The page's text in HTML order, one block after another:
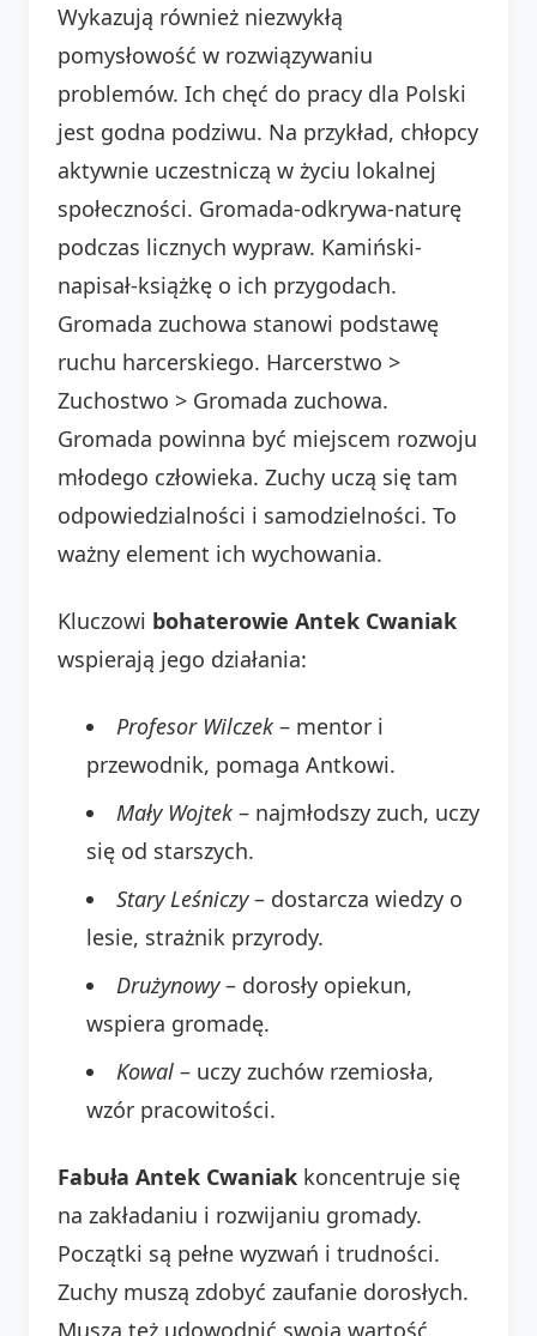
Wykazują również niezwykłą
pomysłowość w rozwiązywaniu
problemów. Ich chęć do pracy dla Polski
jest godna podziwu. Na przykład, chłopcy
aktywnie uczestniczą w życiu lokalnej
społeczności. Gromada-odkrywa-naturę
podczas licznych wypraw. Kamiński-
napisał-książkę o ich przygodach.
Gromada zuchowa stanowi podstawę
ruchu harcerskiego. Harcerstwo >
Zuchostwo > Gromada zuchowa.
Gromada powinna być miejscem rozwoju
młodego człowieka. Zuchy uczą się tam
odpowiedzialności i samodzielności. To
ważny element ich wychowania.
Kluczowi bohaterowie Antek Cwaniak
wspierają jego działania:
Profesor Wilczek – mentor i
przewodnik, pomaga Antkowi.
Mały Wojtek – najmłodszy zuch, uczy
się od starszych.
Stary Leśniczy– dostarcza wiedzy o
lesie, strażnik przyrody.
Drużynowy– dorosły opiekun,
wspiera gromadę.
Kowal – uczy zuchów rzemiosła,
wzór pracowitości.
Fabuła Antek Cwaniak koncentruje się
na zakładaniu i rozwijaniu gromady.
Początki są pełne wyzwań i trudności.
Zuchy muszą zdobyć zaufanie dorosłych.
Muszą też udowodnić swoją wartość